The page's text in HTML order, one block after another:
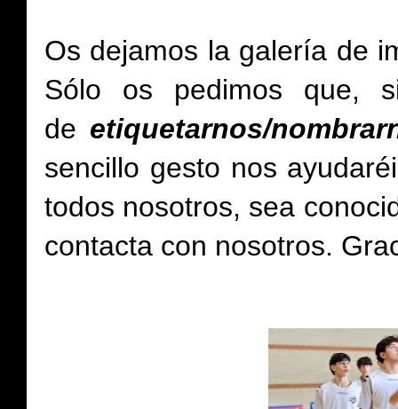
Os dejamos la galería de
Sólo os pedimos que,
de etiquetarnos/
sencillo gesto nos
todos nosotros, sea
contacta con nosotros.